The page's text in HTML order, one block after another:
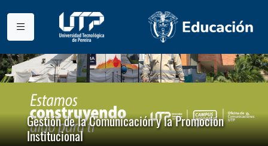
Gestión de la Comunicación y la Promoción
Institucional